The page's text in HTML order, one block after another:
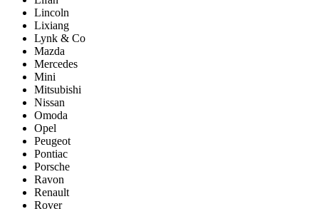
Lincoln
Lixiang
Lynk & Co
Mazda
Mercedes
Mini
Mitsubishi
Nissan
Omoda
Opel
Peugeot
Pontiac
Porsсhe
Ravon
Renault
Rover